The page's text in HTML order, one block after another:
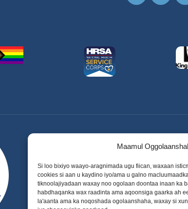
Maamul
Si loo bixiyo waayo-aragnimada ugu fiican, waxaan
cookies si aan u kaydino iyo/ama u galno
tiknoolajiyadaan waxay noo ogolaan doontaa inaan ka
habdhaqanka wax raadinta ama aqoonsiga gaarka ah
la'aanta ama ka noqoshada ogolaanshaha, waxay si